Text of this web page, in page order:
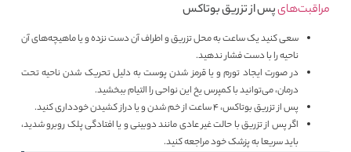
مراقبت‌هایپس از تزریق بوتاکس
سعی کنید یک ساعت به محل تزریق و اطراف آن دست نزده و یا ماهیچه‌های آن
ناحیه را با دست فشار ندهید.
در صورت ایجاد تورم و یا قرمز شدن پوست به دلیل تحریک شدن ناحیه تحت
درمان، می‌توانید با کمپرس یخ این نواحی را التیام ببخشید.
پس از تزریق بوتاکس، 4 ساعت از خم شدن و یا دراز کشیدن خودداری کنید.
اگر پس از تزریق با حالت غیر عادی مانند دوبینی و یا افتادگی پلک روبرو شدید،
باید سریعا به پزشک خود مراجعه کنید.